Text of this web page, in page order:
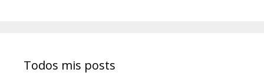
Todos mis posts